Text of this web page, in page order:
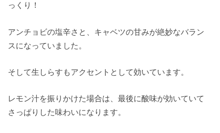
っくり！
アンチョビの塩辛さと、キャベツの甘みが絶妙なバラン
スになっていました。
そして生しらすもアクセントとして効いています。
レモン汁を振りかけた場合は、最後に酸味が効いていて
さっぱりした味わいになります。